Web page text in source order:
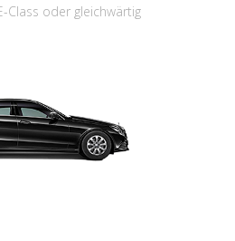
Class oder gleichwärtig